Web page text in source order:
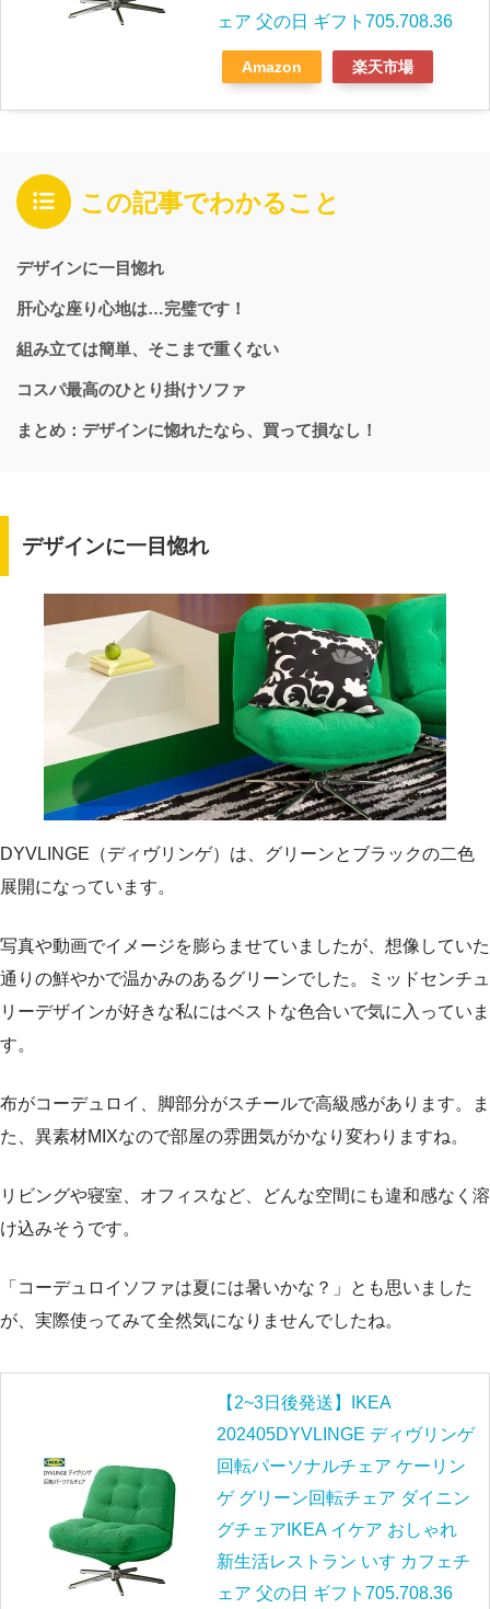
ェア 父の日 ギフト705.708.36
Amazon 楽天市場
この記事でわかること
デザインに一目惚れ
肝心な座り心地は…完璧です！
組み立ては簡単、そこまで重くない
コスパ最高のひとり掛けソファ
まとめ：デザインに惚れたなら、買って損なし！
デザインに一目惚れ
DYVLINGE（ディヴリンゲ）は、グリーンとブラックの二色
展開になっています。
写真や動画でイメージを膨らませていましたが、想像していた
通りの鮮やかで温かみのあるグリーンでした。ミッドセンチュ
リーデザインが好きな私にはベストな色合いで気に入っていま
す。
布がコーデュロイ、脚部分がスチールで高級感があります。ま
た、異素材MIXなので部屋の雰囲気がかなり変わりますね。
リビングや寝室、オフィスなど、どんな空間にも違和感なく溶
け込みそうです。
「コーデュロイソファは夏には暑いかな？」とも思いました
が、実際使ってみて全然気になりませんでしたね。
【2~3日後発送】IKEA
202405DYVLINGE ディヴリンゲ
回転パーソナルチェア ケーリン
ゲ グリーン回転チェア ダイニン
グチェアIKEA イケア おしゃれ
新生活レストラン いす カフェチ
ェア 父の日 ギフト705.708.36